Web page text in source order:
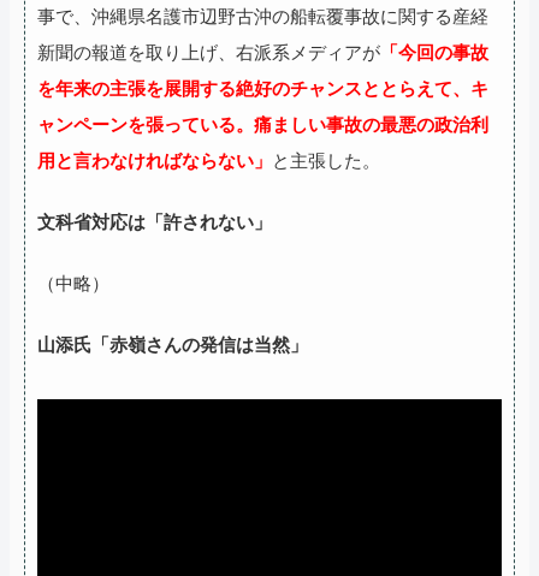
事で、沖縄県名護市辺野古沖の船転覆事故に関する産経
新聞の報道を取り上げ、右派系メディアが 「今回の事故
を年来の主張を展開する絶好のチャンスととらえて、キ
ャンペーンを張っている。痛ましい事故の最悪の政治利
用と言わなければならない」 と主張した。
文科省対応は「許されない」
（中略）
山添氏「赤嶺さんの発信は当然」